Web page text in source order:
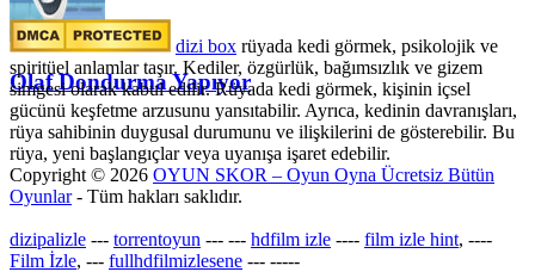
Olaf Dondurma Yapıyor
dizi box rüyada kedi görmek​, psikolojik ve
spiritüel anlamlar taşır. Kediler, özgürlük, bağımsızlık ve gizem
simgesi olarak kabul edilir. Rüyada kedi görmek, kişinin içsel
gücünü keşfetme arzusunu yansıtabilir. Ayrıca, kedinin davranışları,
rüya sahibinin duygusal durumunu ve ilişkilerini de gösterebilir. Bu
rüya, yeni başlangıçlar veya uyanışa işaret edebilir.
Copyright © 2026 OYUN SKOR – Oyun Oyna Ücretsiz Bütün
Oyunlar- Tüm hakları saklıdır.
dizipalizle --- torrentoyun --- --- hdfilm izle ---- film izle hint, ----
Film İzle, --- fullhdfilmizlesene --- -----